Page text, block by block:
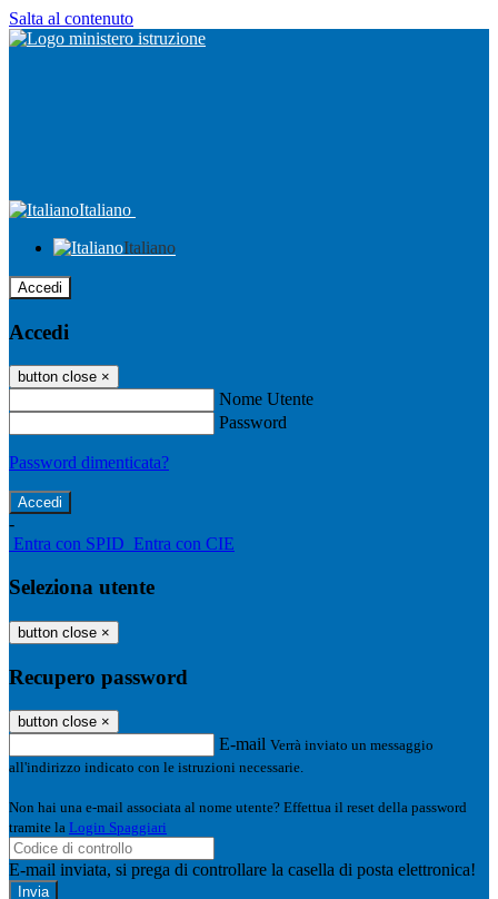
Salta al contenuto
Italiano
Italiano
Accedi
Accedi
button close ×
Nome Utente
Password
Password dimenticata?
-
Entra con SPID Entra con CIE
Seleziona utente
button close ×
Recupero password
button close ×
E-mail Verrà inviato un messaggio
all'indirizzo indicato con le istruzioni necessarie.
Non hai una e-mail associata al nome utente? Effettua il reset della password
tramite la Login Spaggiari
E-mail inviata, si prega di controllare la casella di posta elettronica!